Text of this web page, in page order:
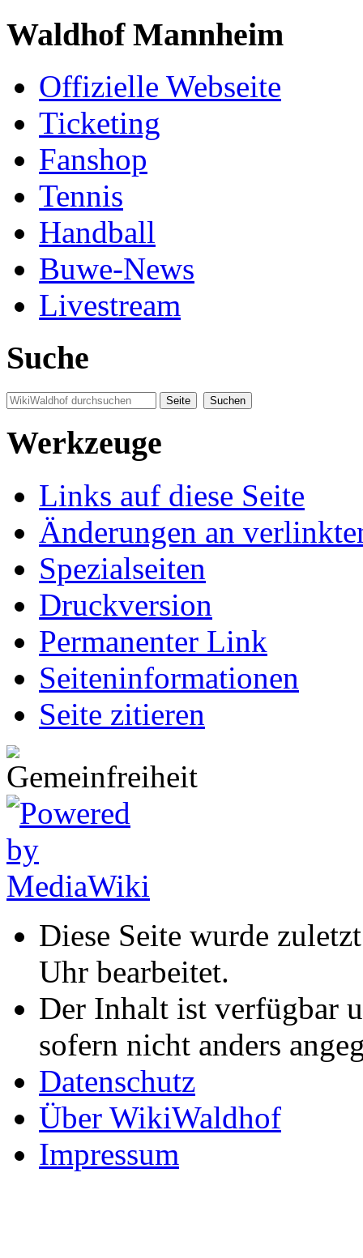
Waldhof Mannheim
Offizielle Webseite
Ticketing
Fanshop
Tennis
Handball
Buwe-News
Livestream
Suche
Werkzeuge
Links auf diese Seite
Änderungen an
Spezialseiten
Druckversion
Permanenter Link
Seiten­informationen
Seite zitieren
Diese Seite wurde
Uhr bearbeitet.
Der Inhalt ist verfügbar
sofern nicht anders
Datenschutz
Über WikiWaldhof
Impressum